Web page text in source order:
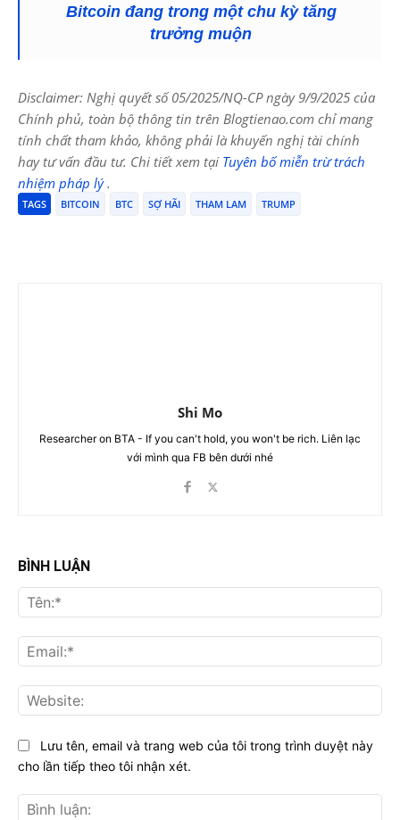
Bitcoin đang trong một chu kỳ tăng
trưởng muộn
Disclaimer: Nghị quyết số 05/2025/NQ-CP ngày 9/9/2025 của
Chính phủ, toàn bộ thông tin trên Blogtienao.com chỉ mang
tính chất tham khảo, không phải là khuyến nghị tài chính
hay tư vấn đầu tư. Chi tiết xem tại Tuyên bố miễn trừ trách
nhiệm pháp lý.
TAGS BITCOIN BTC SỢ HÃI THAM LAM TRUMP
Shi Mo
Researcher on BTA - If you can't hold, you won't be rich. Liên lạc
với mình qua FB bên dưới nhé
BÌNH LUẬN
Lưu tên, email và trang web của tôi trong trình duyệt này
cho lần tiếp theo tôi nhận xét.